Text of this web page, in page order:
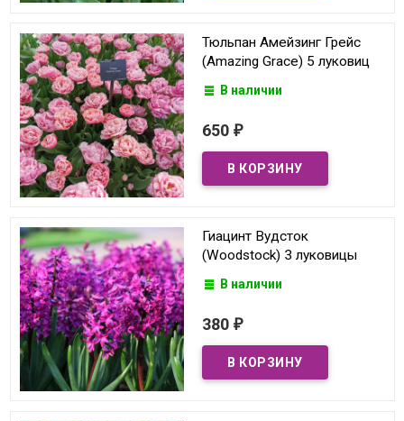
Тюльпан Амейзинг Грейс
(Amazing Grace) 5 луковиц
В наличии
650 ₽
Гиацинт Вудсток
(Woodstock) 3 луковицы
В наличии
380 ₽